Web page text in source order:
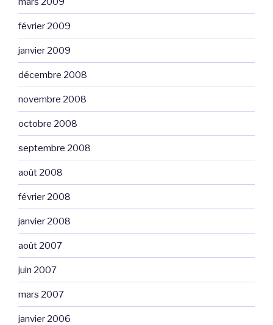
février 2009
janvier 2009
décembre 2008
novembre 2008
octobre 2008
septembre 2008
août 2008
février 2008
janvier 2008
août 2007
juin 2007
mars 2007
janvier 2006